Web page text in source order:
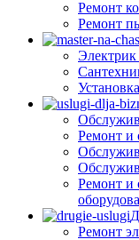
Ремонт
Ремонт
Ремонт и
Ремонт и
Ремонт